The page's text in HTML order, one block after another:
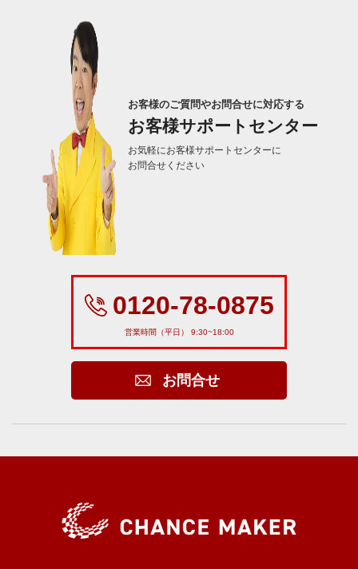
お客様のご質問やお問合せに対応する
お客様サポートセンター
お気軽にお客様サポートセンターに
お問合せください
0120-78-0875
営業時間（平日） 9:30~18:00
お問合せ